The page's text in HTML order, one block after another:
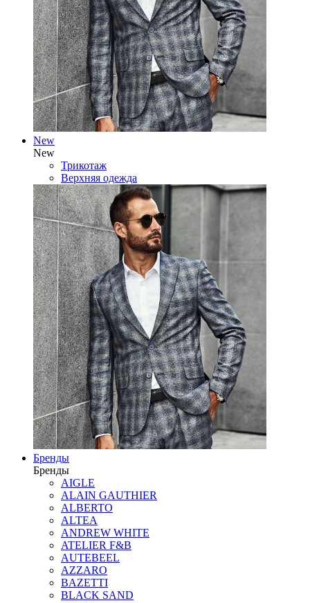
New
New
Трикотаж
Верхняя одежда
Бренды
Бренды
AIGLE
ALAIN GAUTHIER
ALBERTO
ALTEA
ANDREW WHITE
ATELIER F&B
AUTEBEEL
AZZARO
BAZETTI
BLACK SAND